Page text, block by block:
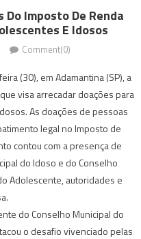
Do Imposto De Renda
E Idosos
Comment(0)
(30), em Adamantina (SP), a
visa arrecadar doações para
As doações de pessoas
legal no Imposto de
contou com a presença de
do Idoso e do Conselho
Adolescente, autoridades e
do Conselho Municipal do
o desafio vivenciado pelas